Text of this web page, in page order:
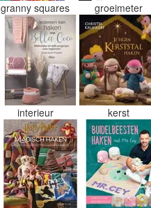
granny squares groeimeter
interieur kerst